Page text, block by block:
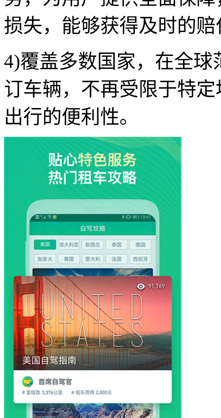
损失，能够获得及时的
4)覆盖多数国家，在全
订车辆，不再受限于特
出行的便利性。